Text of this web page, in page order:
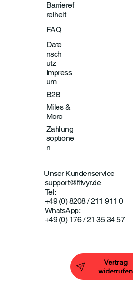
FAQ
Date
nsch
utz
Barrieref
reiheit
Impress
um
B2B
Miles &
More
Zahlung
soptione
n
Unser Kundenservice
support@fitvyr.de
Tel:
+49 (0) 8208 / 211 911 0
WhatsApp:
+49 (0) 176 / 21 35 34 57
Vertrag
widerrufen